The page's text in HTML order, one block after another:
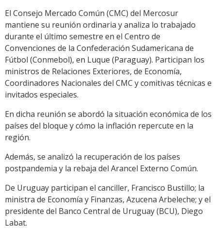
El Consejo Mercado Común (CMC) del Mercosur
mantiene su reunión ordinaria y analiza lo trabajado
durante el último semestre en el Centro de
Convenciones de la Confederación Sudamericana de
Fútbol (Conmebol), en Luque (Paraguay). Participan los
ministros de Relaciones Exteriores, de Economía,
Coordinadores Nacionales del CMC y comitivas técnicas e
invitados especiales.
En dicha reunión se abordó la situación económica de los
países del bloque y cómo la inflación repercute en la
región.
Además, se analizó la recuperación de los países
postpandemia y la rebaja del Arancel Externo Común.
De Uruguay participan el canciller, Francisco Bustillo; la
ministra de Economía y Finanzas, Azucena Arbeleche; y el
presidente del Banco Central de Uruguay (BCU), Diego
Labat.